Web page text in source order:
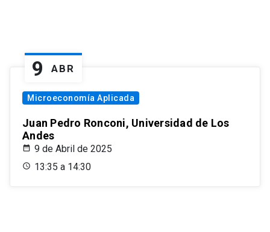
9 ABR
Microeconomía Aplicada
Juan Pedro Ronconi, Universidad de Los
Andes
9 de Abril de 2025
13:35 a 14:30